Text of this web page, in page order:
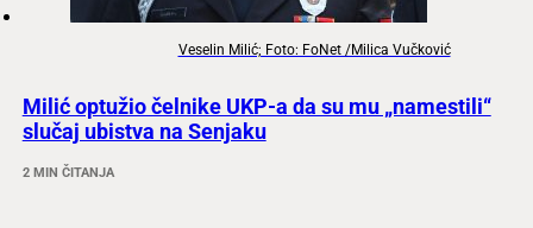
Veselin Milić; Foto: FoNet /Milica Vučković
Milić optužio čelnike UKP-a da su mu „namestili“
slučaj ubistva na Senjaku
2 MIN ČITANJA